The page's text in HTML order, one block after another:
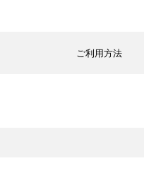
ご利用方法